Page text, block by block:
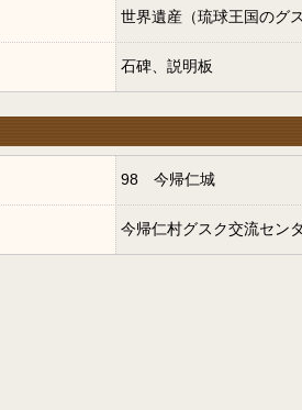
世界遺産（琉球王国のグ
石碑、説明板
98 今帰仁城
今帰仁村グスク交流セン